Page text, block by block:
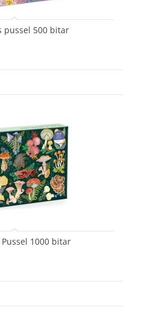
pussel 500 bitar
1000 bitar